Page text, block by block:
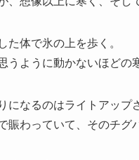
た体で氷の上を歩く。
うように動かないほどの
になるのはライトアップ
賑わっていて、そのチグ